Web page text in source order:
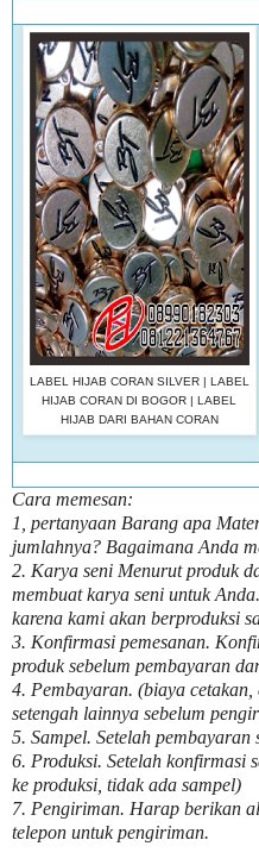
LABEL HIJAB CORAN SILVER | LABEL
HIJAB CORAN DI BOGOR | LABEL
HIJAB DARI BAHAN CORAN
Cara memesan:
1, pertanyaan Barang apa
jumlahnya? Bagaimana Anda
2. Karya seni Menurut produk
membuat karya seni untuk
karena kami akan berproduksi
3. Konfirmasi pemesanan.
produk sebelum pembayaran
4. Pembayaran. (biaya
setengah lainnya sebelum
5. Sampel. Setelah pembayaran
6. Produksi. Setelah konfirmasi
ke produksi, tidak ada sampel)
7. Pengiriman. Harap berikan
telepon untuk pengiriman.